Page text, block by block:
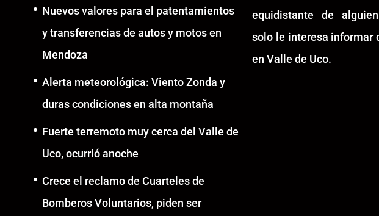
Nuevos valores para el patentamientos
y transferencias de autos y motos en
Mendoza
Alerta meteorológica: Viento Zonda y
duras condiciones en alta montaña
Fuerte terremoto muy cerca del Valle de
Uco, ocurrió anoche
Crece el reclamo de Cuarteles de
Bomberos Voluntarios, piden ser
equidistante de
solo le interesa informar
en Valle de Uco.